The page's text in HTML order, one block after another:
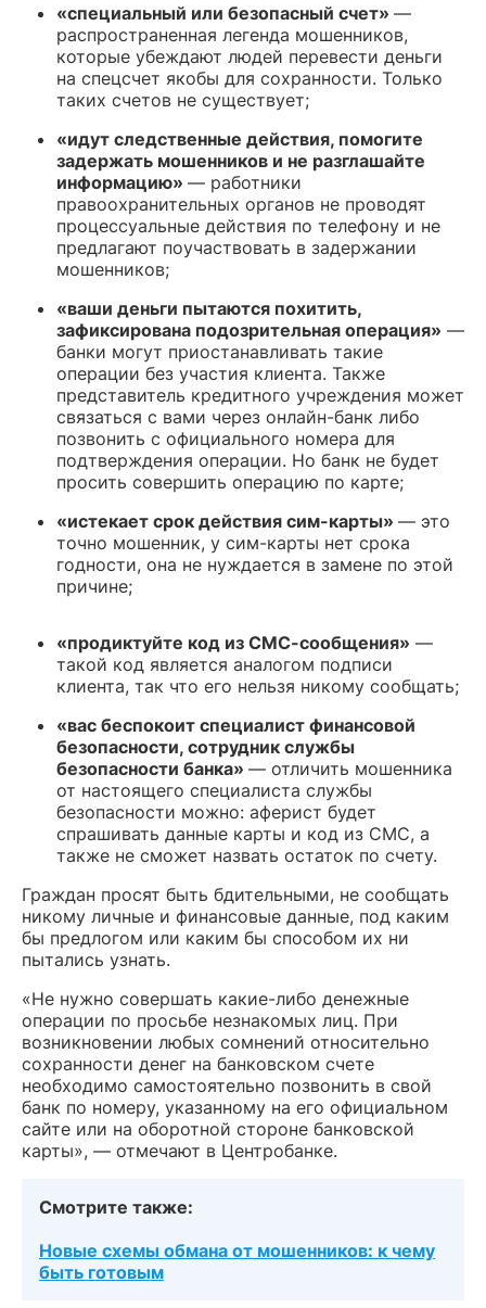
«специальный или безопасный счет» —
распространенная легенда мошенников,
которые убеждают людей перевести деньги
на спецсчет якобы для сохранности. Только
таких счетов не существует;
«идут следственные действия, помогите
задержать мошенников и не разглашайте
информацию» — работники
правоохранительных органов не проводят
процессуальные действия по телефону и не
предлагают поучаствовать в задержании
мошенников;
«ваши деньги пытаются похитить,
зафиксирована подозрительная операция» —
банки могут приостанавливать такие
операции без участия клиента. Также
представитель кредитного учреждения может
связаться с вами через онлайн-банк либо
позвонить с официального номера для
подтверждения операции. Но банк не будет
просить совершить операцию по карте;
«истекает срок действия сим-карты» — это
точно мошенник, у сим-карты нет срока
годности, она не нуждается в замене по этой
причине;
«продиктуйте код из СМС-сообщения» —
такой код является аналогом подписи
клиента, так что его нельзя никому сообщать;
«вас беспокоит специалист финансовой
безопасности, сотрудник службы
безопасности банка» — отличить мошенника
от настоящего специалиста службы
безопасности можно: аферист будет
спрашивать данные карты и код из СМС, а
также не сможет назвать остаток по счету.
Граждан просят быть бдительными, не сообщать
никому личные и финансовые данные, под каким
бы предлогом или каким бы способом их ни
пытались узнать.
«Не нужно совершать какие-либо денежные
операции по просьбе незнакомых лиц. При
возникновении любых сомнений относительно
сохранности денег на банковском счете
необходимо самостоятельно позвонить в свой
банк по номеру, указанному на его официальном
сайте или на оборотной стороне банковской
карты», — отмечают в Центробанке.
Смотрите также:
Новые схемы обмана от мошенников: к чему
быть готовым